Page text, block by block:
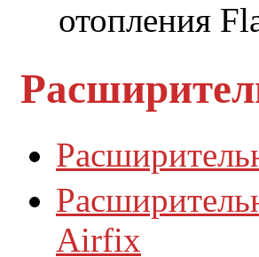
отопления
Airfix